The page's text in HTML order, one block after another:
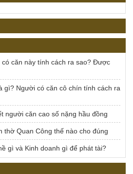
căn này tính cách ra sao? Được
gì? Người có căn cô chín tính cách ra
người căn cao số nặng hầu đồng
thờ Quan Công thế nào cho đúng
gì và Kinh doanh gì để phát tài?